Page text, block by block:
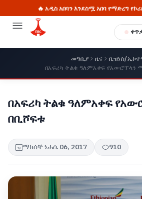
🔥 አዲስ አበባን እንደስሟ አበባ የማድረግ የኮሪደር
መግቢያ ዜና
ቢዝነስ/
በአፍሪካ ትልቁ ዓለምአቀፍ የአውሮፕላን
በአፍሪካ ትልቁ ዓለምአቀፍ
በቢሾፍቱ
ማክሰኞ ነሐሴ 06, 2017 910